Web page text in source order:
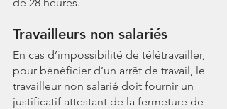
Travailleurs non salariés
En cas d’impossibilité de télétravailler,
pour bénéficier d’un arrêt de travail, le
travailleur non salarié doit fournir un
justificatif attestant de la fermeture de